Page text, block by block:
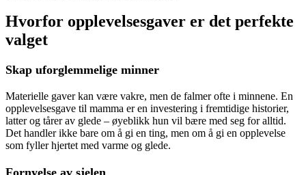
Hvorfor opplevelsesgaver er det perfekte
valget
Skap uforglemmelige minner
Materielle gaver kan være vakre, men de falmer ofte i minnene. En
opplevelsesgave til mamma er en investering i fremtidige historier,
latter og tårer av glede – øyeblikk hun vil bære med seg for alltid.
Det handler ikke bare om å gi en ting, men om å gi en opplevelse
som fyller hjertet med varme og glede.
Fornyelse av sjelen